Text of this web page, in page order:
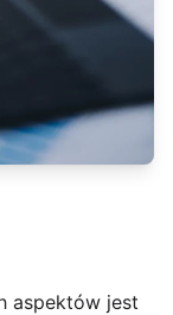
aspektów jest